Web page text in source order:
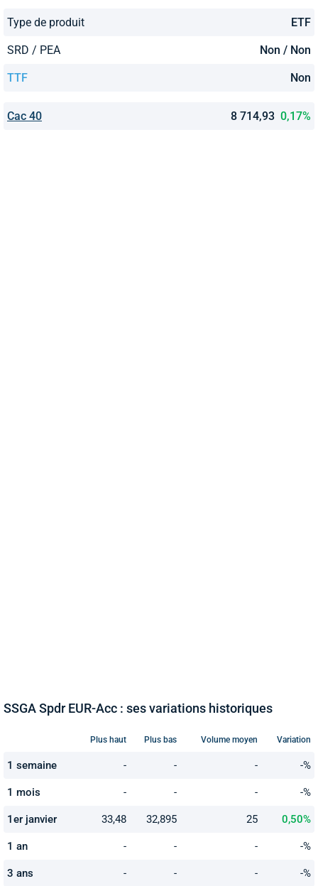
Type de produit ETF
SRD / PEA Non / Non
TTF Non
Cac 40 8 714,93 0,17%
SSGA Spdr EUR-Acc : ses variations historiques
Plus haut Plus bas Volume moyen Variation
1 semaine - - - -%
1 mois - - - -%
1er janvier 33,48 32,895 25 0,50%
1 an - - - -%
3 ans - - - -%